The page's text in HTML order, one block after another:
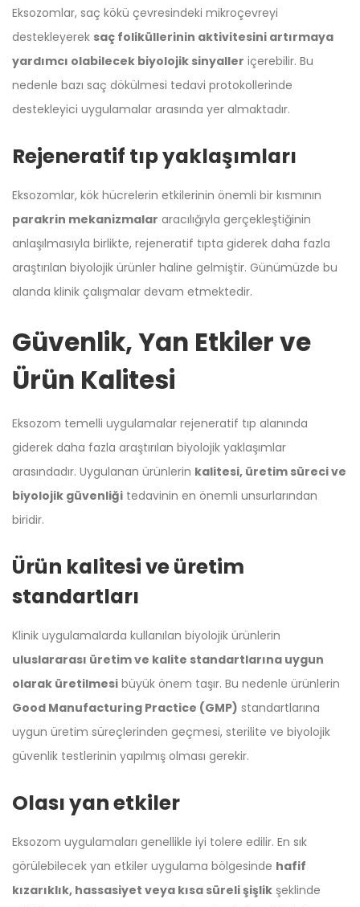
Eksozomlar, saç kökü çevresindeki mikroçevreyi
destekleyerek saç foliküllerinin aktivitesini artırmaya
yardımcı olabilecek biyolojik sinyaller içerebilir. Bu
nedenle bazı saç dökülmesi tedavi protokollerinde
destekleyici uygulamalar arasında yer almaktadır.
Rejeneratif tıp yaklaşımları
Eksozomlar, kök hücrelerin etkilerinin önemli bir kısmının
parakrin mekanizmalar aracılığıyla gerçekleştiğinin
anlaşılmasıyla birlikte, rejeneratif tıpta giderek daha fazla
araştırılan biyolojik ürünler haline gelmiştir. Günümüzde bu
alanda klinik çalışmalar devam etmektedir.
Güvenlik, Yan Etkiler ve
Ürün Kalitesi
Eksozom temelli uygulamalar rejeneratif tıp alanında
giderek daha fazla araştırılan biyolojik yaklaşımlar
arasındadır. Uygulanan ürünlerin kalitesi, üretim süreci ve
biyolojik güvenliği tedavinin en önemli unsurlarından
biridir.
Ürün kalitesi ve üretim
standartları
Klinik uygulamalarda kullanılan biyolojik ürünlerin
uluslararası üretim ve kalite standartlarına uygun
olarak üretilmesi büyük önem taşır. Bu nedenle ürünlerin
Good Manufacturing Practice (GMP) standartlarına
uygun üretim süreçlerinden geçmesi, sterilite ve biyolojik
güvenlik testlerinin yapılmış olması gerekir.
Olası yan etkiler
Eksozom uygulamaları genellikle iyi tolere edilir. En sık
görülebilecek yan etkiler uygulama bölgesinde hafif
kızarıklık, hassasiyet veya kısa süreli şişlik şeklinde